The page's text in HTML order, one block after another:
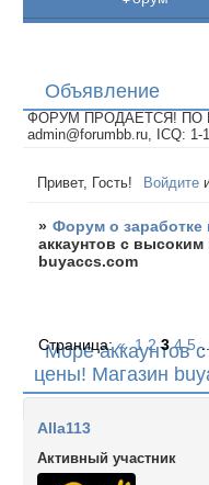
Объявление
ФОРУМ ПРОДАЕТСЯ!
admin@forumbb.ru, ICQ: 1-
Привет, Гость! Войдите
» Форум о заработке
аккаунтов с
buyaccs.com
Море аккаунтов
цены! Магазин
Страница:« 1 2 3 4 5
Alla113
Активный участник